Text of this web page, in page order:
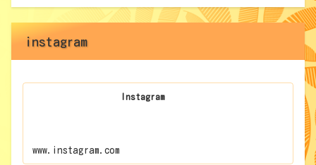
instagram
Instagram
www.instagram.com